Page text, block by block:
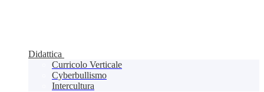
Didattica
Curricolo Verticale
Cyberbullismo
Intercultura